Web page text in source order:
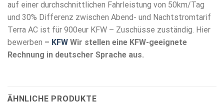
auf einer durchschnittlichen Fahrleistung von 50km/Tag
und 30% Differenz zwischen Abend- und Nachtstromtarif
Terra AC ist für 900eur KFW – Zuschüsse zuständig. Hier
bewerben – KFW Wir stellen eine KFW-geeignete
Rechnung in deutscher Sprache aus.
ÄHNLICHE PRODUKTE